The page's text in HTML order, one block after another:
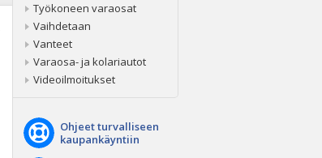
Työkoneen varaosat
Vaihdetaan
Vanteet
Varaosa- ja kolariautot
Videoilmoitukset
Ohjeet turvalliseen
kaupankäyntiin